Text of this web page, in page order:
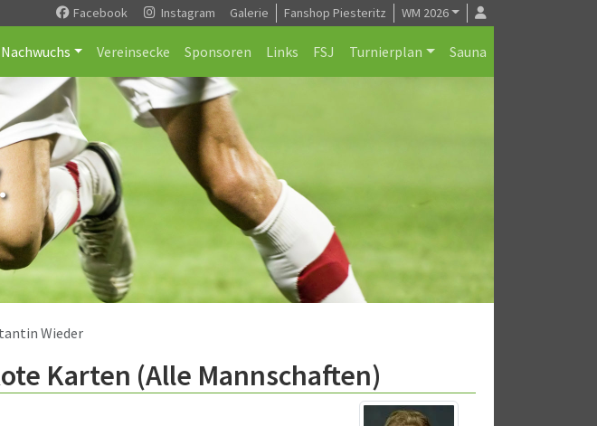
Facebook Instagram Galerie Fanshop Piesteritz WM 2026
Nachwuchs Vereinsecke Sponsoren Links FSJ Turnierplan Sauna
Wieder
Karten (Alle Mannschaften)